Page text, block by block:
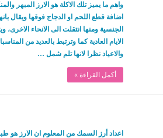
واهم ما يميز تلك الاكلة هو الارز المبهر
اضافة قطع اللحم او الدجاج فوقها ويقال
الجنسية ومنها انتقلت الى الانحاء الاخرى،
الايام العادية كما وترتبط بالعديد من
والاعياد نظرا لانها تلم شمل …
أكمل القراءة »
اعداد أرز السمك من المعلوم ان الارز هو